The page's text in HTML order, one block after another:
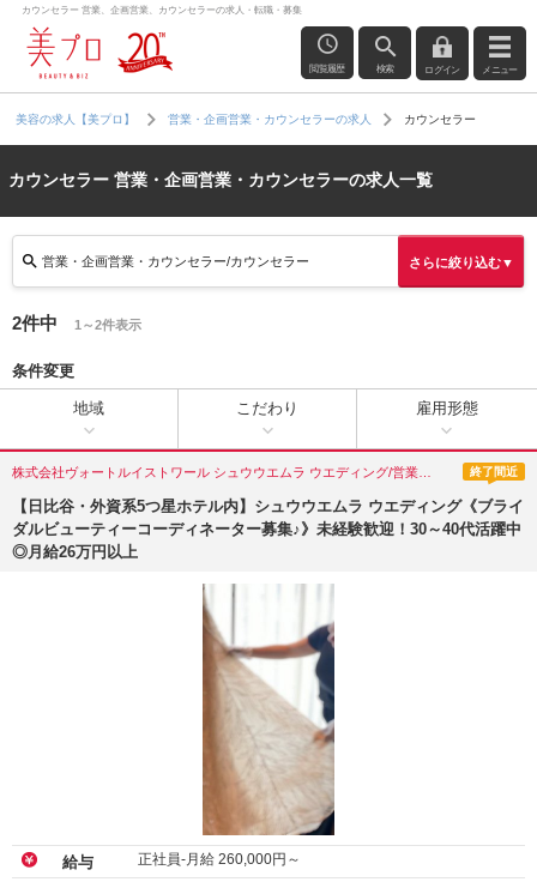
カウンセラー 営業、企画営業、カウンセラーの求人・転職・募集
閲覧履歴 検索 ログイン メニュー
美容の求人【美プロ】 営業・企画営業・カウンセラーの求人 カウンセラー
カウンセラー 営業・企画営業・カウンセラーの求人一覧
営業・企画営業・カウンセラー/カウンセラー さらに絞り込む▼
2件中 1～2件表示
条件変更
地域 こだわり 雇用形態
終了間近
【日比谷・外資系5つ星ホテル内】シュウウエムラ ウエディング《ブライ
ダルビューティーコーディネーター募集♪》未経験歓迎！30～40代活躍中
◎月給26万円以上
給与 正社員-月給 260,000円～